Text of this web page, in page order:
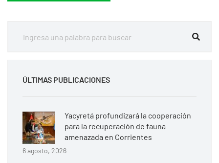
ÚLTIMAS PUBLICACIONES
Yacyretá profundizará la cooperación
para la recuperación de fauna
amenazada en Corrientes
6 agosto, 2026